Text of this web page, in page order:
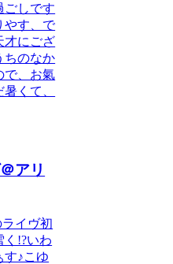
ごしです
やす、で
才にござ
ちのなか
で、お氣
くて、
アリ
イヴ初
く!?いわ
す♪こゆ